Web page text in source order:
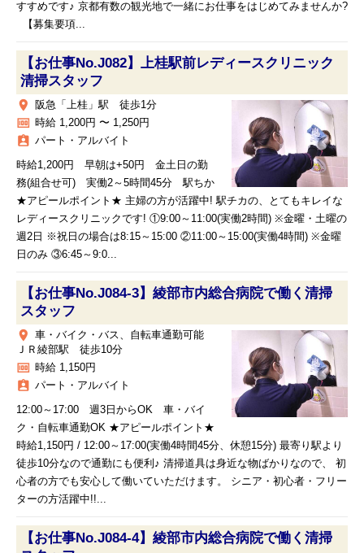
すすめです♪ 京都有数の観光地で一緒にお仕事をはじめてみませんか?
【募集要項...
【お仕事No.J082】上桂駅前レディースクリニック
清掃スタッフ
place 阪急「上桂」駅 徒歩1分
money 時給 1,200円 〜 1,250円
assignment_ind パート・アルバイト
時給1,200円 早朝は+50円 金土日の勤
務(組合せ可) 実働2～5時間45分 駅ちか
★アピールポイント★ 主婦の方が活躍中! 駅チカの、とてもキレイな
レディースクリニックです! ①9:00～11:00(実働2時間) ※金曜・土曜の
週2日 ※祝日の場合は8:15～15:00 ②11:00～15:00(実働4時間) ※金曜
日のみ ③6:45～9:0...
【お仕事No.J084-3】綾部市内総合病院で働く清掃
スタッフ
place
車・バイク・バス、自転車通勤可能
ＪＲ綾部駅 徒歩10分
money 時給 1,150円
assignment_ind パート・アルバイト
12:00～17:00 週3日からOK 車・バイ
ク・自転車通勤OK ★アピールポイント★
時給1,150円 / 12:00～17:00(実働4時間45分、休憩15分) 最寄り駅より
徒歩10分なので通勤にも便利♪ 清掃道具は身近な物ばかりなので、 初
心者の方でも安心して働いていただけます。 シニア・初心者・フリー
ターの方活躍中!!...
【お仕事No.J084-4】綾部市内総合病院で働く清掃